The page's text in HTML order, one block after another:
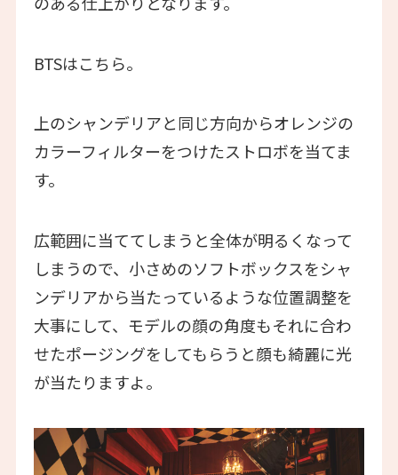
BTSはこちら。
上のシャンデリアと同じ方向からオレンジの
カラーフィルターをつけたストロボを当てま
す。
広範囲に当ててしまうと全体が明るくなって
しまうので、小さめのソフトボックスをシャ
ンデリアから当たっているような位置調整を
大事にして、モデルの顔の角度もそれに合わ
せたポージングをしてもらうと顔も綺麗に光
が当たりますよ。